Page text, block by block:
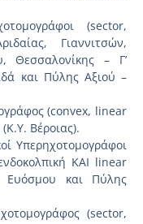
(sector,
Γιαννιτσών,
Θεσσαλονίκης – Γ’
και Πύλης Αξιού –
(convex, linear
Βέροιας).
Υπερηχοτομογράφοι
ΚΑΙ linear
Ευόσμου και Πύλης
(sector,